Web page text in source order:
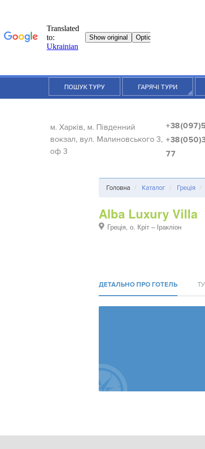
ПОШУК ТУРУ ГАРЯЧІ ТУРИ
м. Харків, м. Південний
вокзал, вул. Малиновського 3,
оф 3
77
Головна Каталог Греція
Alba Luxury Villa
Греція, о. Кріт – Іракліон
ДЕТАЛЬНО ПРО ГОТЕЛЬ